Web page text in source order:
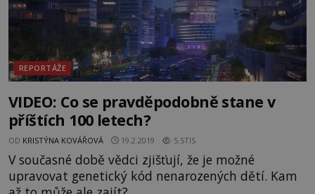
REPORTÁŽE
VIDEO: Co se pravděpodobně stane v
příštích 100 letech?
OD KRISTÝNA KOVÁŘOVÁ 19.2.2019 5.5TIS
V současné době vědci zjišťují, že je možné
upravovat genetický kód nenarozených dětí. Kam